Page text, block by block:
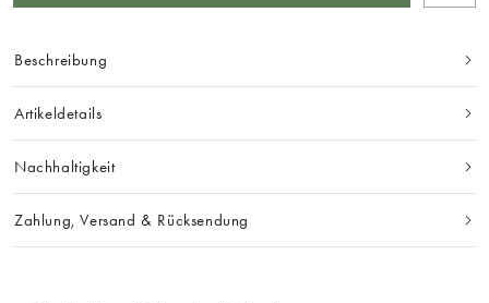
Beschreibung
Artikeldetails
Nachhaltigkeit
Zahlung, Versand & Rücksendung